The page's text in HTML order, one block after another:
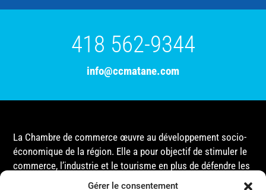
Gérer le consentement
418 562-9344
info@ccmatane.com
La Chambre de commerce œuvre au développement socio-
économique de la région. Elle a pour objectif de stimuler le
commerce, l’industrie et le tourisme en plus de défendre les
intérêts de ses membres et de l’ensemble de la